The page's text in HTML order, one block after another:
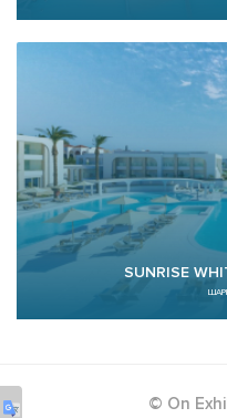
SUNRISE
© On